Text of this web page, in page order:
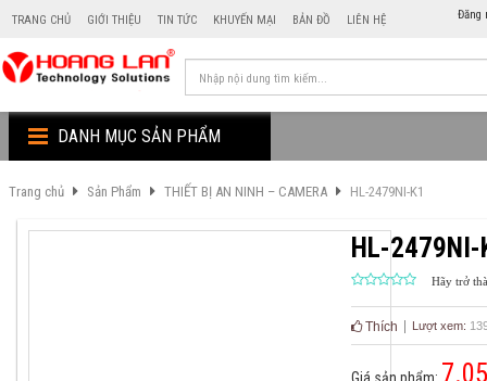
TRANG CHỦ GIỚI THIỆU TIN TỨC KHUYẾN MẠI BẢN ĐỒ LIÊN HỆ Đăng
DANH MỤC SẢN PHẨM
Trang chủ Sản Phẩm THIẾT BỊ AN NINH – CAMERA HL-2479NI-K1
HL-2479NI-
Hãy trở
Thích Lượt xem: